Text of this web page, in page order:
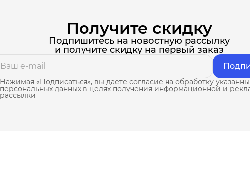
Получите скидку
Подпишитесь на новостную рассылку
и получите скидку на первый заказ
Нажимая «Подписаться», вы даете согласие на обработку
персональных данных в целях получения информационной и
рассылки